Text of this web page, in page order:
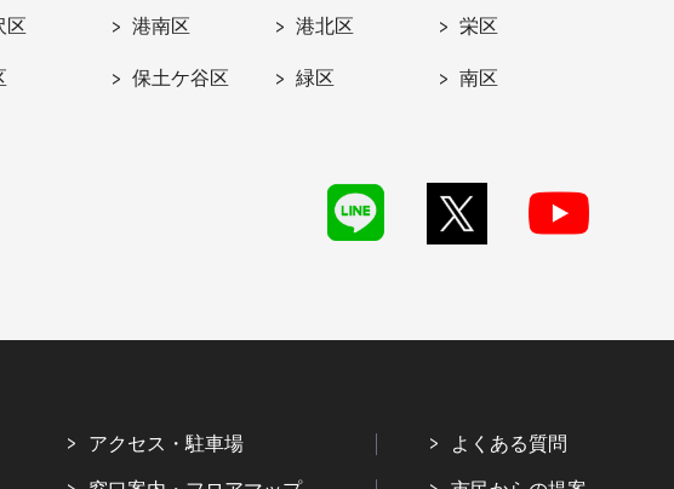
区 港南区 港北区 栄区
保土ケ谷区 緑区 南区
アクセス・駐車場 よくある質問